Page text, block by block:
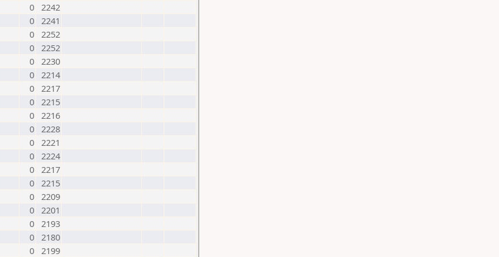
0 2242
0 2241
0 2252
0 2252
0 2230
0 2214
0 2217
0 2215
0 2216
0 2228
0 2221
0 2224
0 2217
0 2215
0 2209
0 2201
0 2193
0 2180
0 2199